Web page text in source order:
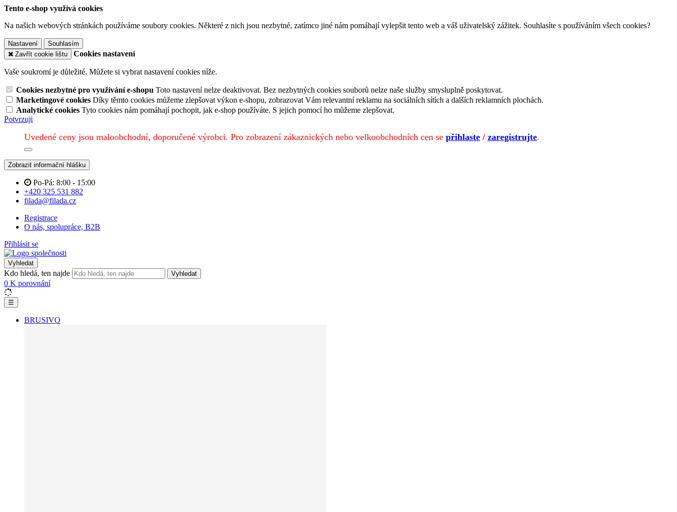
Tento e-shop využívá cookies
Na našich webových stránkách používáme soubory cookies. Některé z nich jsou nezbytné, zatímco jiné nám pomáhají vylepšit tento web a váš uživatelský zážitek. Souhlasíte s používáním všech cookies?
Nastavení
Souhlasím
Zavřít cookie lištu
Cookies nastavení
Vaše soukromí je důležité. Můžete si vybrat nastavení cookies níže.
Cookies nezbytné pro využívání e-shopu Toto nastavení nelze deaktivovat. Bez nezbytných cookies souborů nelze naše služby smysluplně poskytovat.
Marketingové cookies Díky těmto cookies můžeme zlepšovat výkon e-shopu, zobrazovat Vám relevantní reklamu na sociálních sítích a dalších reklamních plochách.
Analytické cookies Tyto cookies nám pomáhají pochopit, jak e-shop používáte. S jejich pomocí ho můžeme zlepšovat.
Potvrzuji
Uvedené ceny jsou maloobchodní, doporučené výrobci. Pro zobrazení zákaznických nebo velkoobchodních cen se přihlaste / zaregistrujte.
Zobrazit informační hlášku
Po-Pá: 8:00 - 15:00
+420 325 531 882
filada@filada.cz
Registrace
O nás, spolupráce, B2B
Přihlásit se
Vyhledat
Kdo hledá, ten najde Vyhledat
0 K porovnání
☰
BRUSIVO